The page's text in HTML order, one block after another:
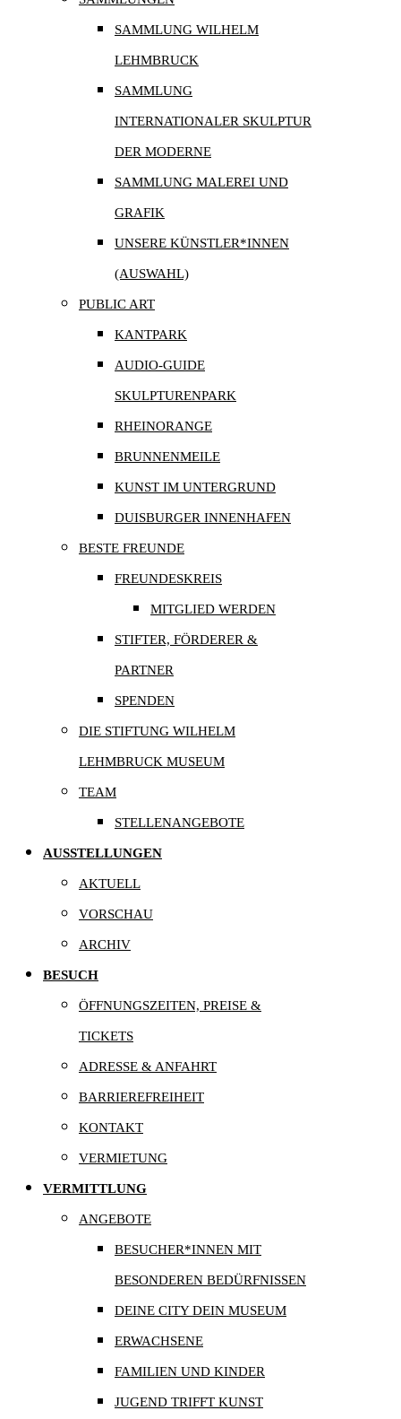
SAMMLUNG WILHELM
LEHMBRUCK
SAMMLUNG
INTERNATIONALER SKULPTUR
DER MODERNE
SAMMLUNG MALEREI UND
GRAFIK
UNSERE KÜNSTLER*INNEN
(AUSWAHL)
PUBLIC ART
KANTPARK
AUDIO-GUIDE
SKULPTURENPARK
RHEINORANGE
BRUNNENMEILE
KUNST IM UNTERGRUND
DUISBURGER INNENHAFEN
BESTE FREUNDE
FREUNDESKREIS
MITGLIED WERDEN
STIFTER, FÖRDERER &
PARTNER
SPENDEN
DIE STIFTUNG WILHELM
LEHMBRUCK MUSEUM
TEAM
STELLENANGEBOTE
AUSSTELLUNGEN
AKTUELL
VORSCHAU
ARCHIV
BESUCH
ÖFFNUNGSZEITEN, PREISE &
TICKETS
ADRESSE & ANFAHRT
BARRIEREFREIHEIT
KONTAKT
VERMIETUNG
VERMITTLUNG
ANGEBOTE
BESUCHER*INNEN MIT
BESONDEREN BEDÜRFNISSEN
DEINE CITY DEIN MUSEUM
ERWACHSENE
FAMILIEN UND KINDER
JUGEND TRIFFT KUNST